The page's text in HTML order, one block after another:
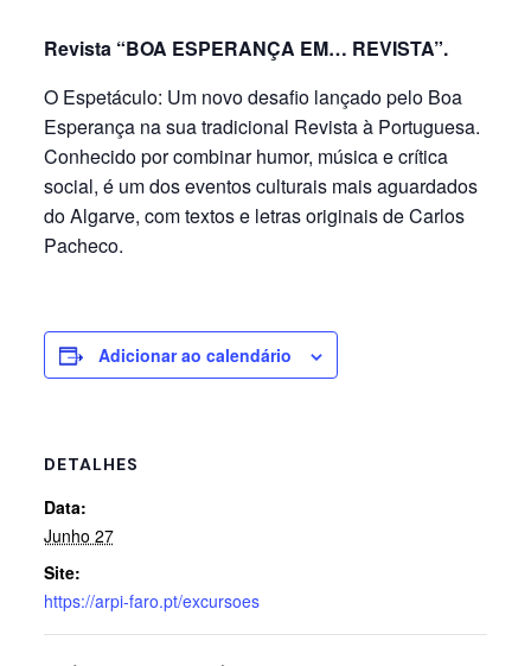
Revista “BOA ESPERANÇA EM… REVISTA”.
O Espetáculo: Um novo desafio lançado pelo Boa
Esperança na suatradicional Revista à Portuguesa.
Conhecido por combinar humor, música e crítica
social, é um dos eventos culturais mais aguardados
doAlgarve, com textos e letras originais de Carlos
Pacheco.
Adicionar ao calendário
DETALHES
Data:
Junho 27
Site:
https://arpi-faro.pt/excursoes